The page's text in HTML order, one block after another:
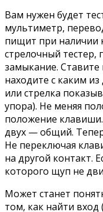
Вам нужен будет
мультиметр,
пищит при наличии
стрелочный тестер,
замыкание.
находите с каким
или стрелка
упора). Не меняя
положение
двух — общий.
Не переключая
на другой контакт.
которого щуп не
Может станет
том, как найти